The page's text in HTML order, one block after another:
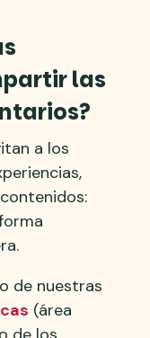
las
a los
de nuestras
(área